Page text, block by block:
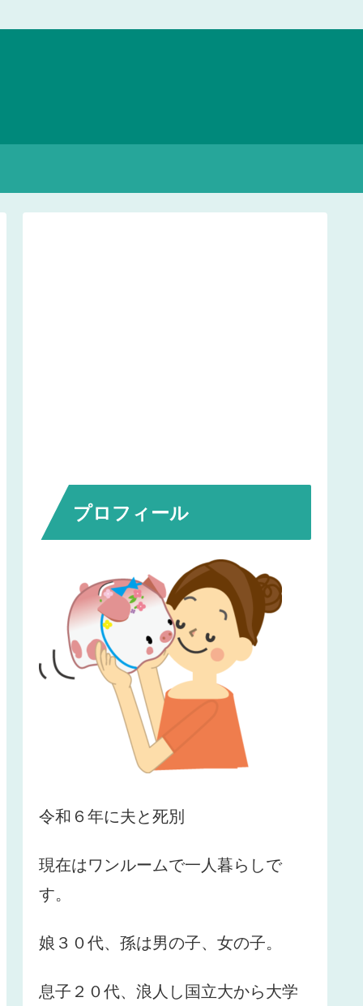
プロフィール
令和６年に夫と死別
現在はワンルームで一人暮らしで
す。
娘３０代、孫は男の子、女の子。
息子２０代、浪人し国立大から大学